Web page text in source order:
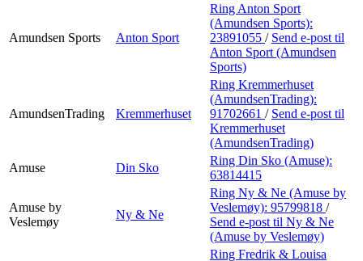
Amundsen Sports Anton Sport
Ring Anton Sport
(Amundsen Sports):
23891055 / Send e-post til
Anton Sport (Amundsen
Sports)
AmundsenTrading Kremmerhuset
Ring Kremmerhuset
(AmundsenTrading):
91702661 / Send e-post til
Kremmerhuset
(AmundsenTrading)
Amuse
Din Sko
Ring Din Sko (Amuse):
63814415
Amuse by
Veslemøy
Ny & Ne
Ring Ny & Ne (Amuse by
Veslemøy): 95799818 /
Send e-post til Ny & Ne
(Amuse by Veslemøy)
Ring Fredrik & Louisa